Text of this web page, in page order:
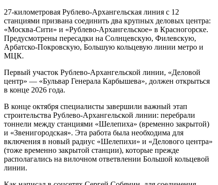
27-километровая Рублево-Архангельская линия с 12
станциями призвана соединить два крупных деловых центра:
«Москва-Сити» и «Рублево-Архангельское» в Красногорске.
Предусмотрены пересадки на Солнцевскую, Филевскую,
Арбатско-Покровскую, Большую кольцевую линии метро и
МЦК.
Первый участок Рублево-Архангельской линии, «Деловой
центр» — «Бульвар Генерала Карбышева», должен открыться
в конце 2026 года.
В конце октября специалисты завершили важный этап
строительства Рублево-Архангельской линии: перебрали
тоннели между станциями «Шелепиха» (временно закрытой)
и «Звенигородская». Эта работа была необходима для
включения в новый радиус «Шелепихи» и «Делового центра»
(тоже временно закрытой станции), которые прежде
располагались на вилочном ответвлении Большой кольцевой
линии.